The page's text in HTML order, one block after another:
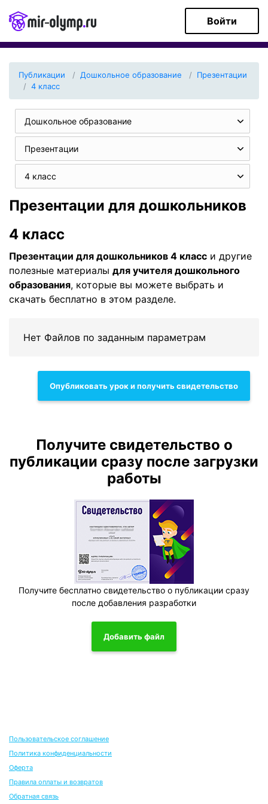
Войти
Публикации Дошкольное образование
Презентации
4 класс
Дошкольное образование
Презентации
4 класс
Презентации для дошкольников
4 класс
Презентации для дошкольников 4 класс и другие
полезные материалы для учителя дошкольного
образования, которые вы можете выбрать и
скачать бесплатно в этом разделе.
Нет Файлов по заданным параметрам
Опубликовать урок и получить свидетельство
Получите свидетельство о
публикации сразу после загрузки
работы
Получите бесплатно свидетельство о публикации сразу
после добавления разработки
Добавить файл
Пользовательское соглашение
Политика конфиденциальности
Оферта
Правила оплаты и возвратов
Обратная связь